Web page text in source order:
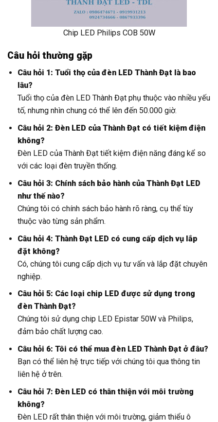
Chip LED Philips COB 50W
Câu hỏi thường gặp
Câu hỏi 1: Tuổi thọ của đèn LED Thành Đạt là bao
lâu?
Tuổi thọ của đèn LED Thành Đạt phụ thuộc vào nhiều yếu
tố, nhưng nhìn chung có thể lên đến 50.000 giờ.
Câu hỏi 2: Đèn LED của Thành Đạt có tiết kiệm điện
không?
Đèn LED của Thành Đạt tiết kiệm điện năng đáng kể so
với các loại đèn truyền thống.
Câu hỏi 3: Chính sách bảo hành của Thành Đạt LED
như thế nào?
Chúng tôi có chính sách bảo hành rõ ràng, cụ thể tùy
thuộc vào từng sản phẩm.
Câu hỏi 4: Thành Đạt LED có cung cấp dịch vụ lắp
đặt không?
Có, chúng tôi cung cấp dịch vụ tư vấn và lắp đặt chuyên
nghiệp.
Câu hỏi 5: Các loại chip LED được sử dụng trong
đèn Thành Đạt?
Chúng tôi sử dụng chip LED Epistar 50W và Philips,
đảm bảo chất lượng cao.
Câu hỏi 6: Tôi có thể mua đèn LED Thành Đạt ở đâu?
Bạn có thể liên hệ trực tiếp với chúng tôi qua thông tin
liên hệ ở trên.
Câu hỏi 7: Đèn LED có thân thiện với môi trường
không?
Đèn LED rất thân thiện với môi trường, giảm thiểu ô